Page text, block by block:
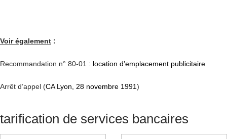
Voir également :
Recommandation n° 80-01 : location d’emplacement publicitaire
Arrêt d’appel (CA Lyon, 28 novembre 1991)
tarification de services bancaires